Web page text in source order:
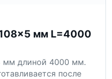
мм L=4000
мм длиной 4000 мм.
после